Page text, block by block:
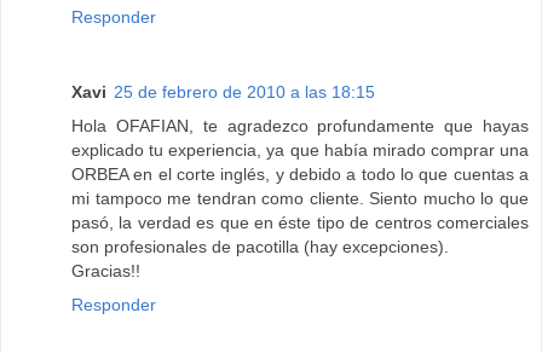
Responder
Xavi 25 de febrero de 2010 a las 18:15
Hola OFAFIAN, te agradezco profundamente que hayas
explicado tu experiencia, ya que había mirado comprar una
ORBEA en el corte inglés, y debido a todo lo que cuentas a
mi tampoco me tendran como cliente. Siento mucho lo que
pasó, la verdad es que en éste tipo de centros comerciales
son profesionales de pacotilla (hay excepciones).
Gracias!!
Responder